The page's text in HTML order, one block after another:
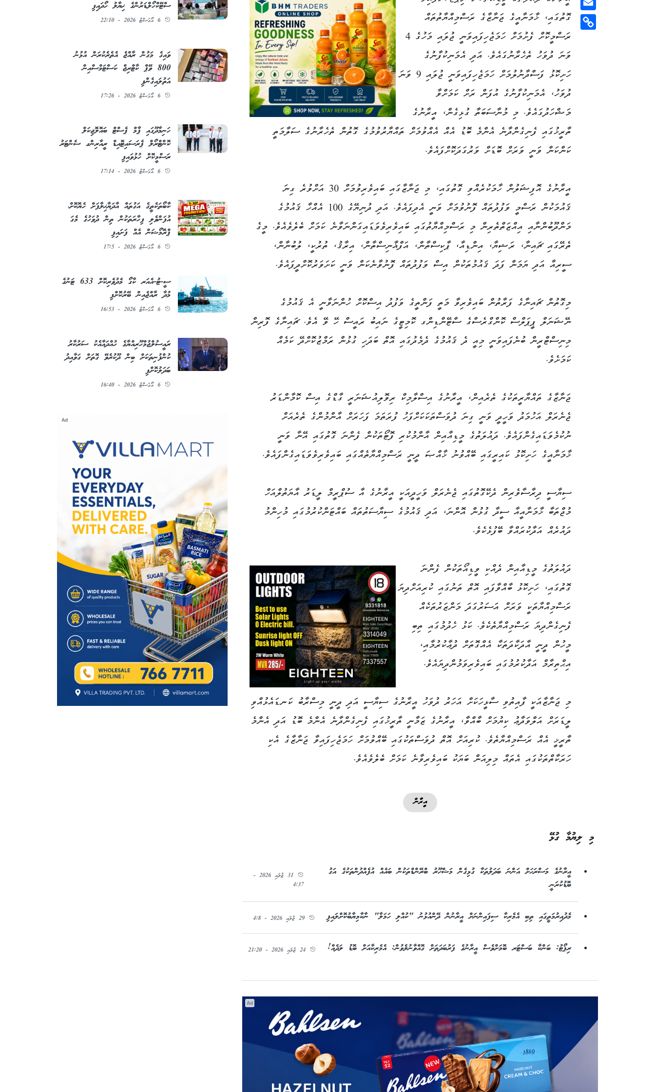
Email
Copy
Link
ގޮތުގައި، ޚާމަނާއީގެ ޖަނާޒާގެ ރަސްމިއްޔާތުތައް
ރަސްމީކޮށް ފެށުމަށް ހަމަޖެހިފައިވަނީ ޖުލައި މަހުގެ 4
ވަނަ ދުވަހު ތެހެރާނުގައެވެ. އަދި އެމަނިކުފާނުގެ
ހަށިކޮޅު ފަސްދާނުލުމަށް ހަމަޖެހިފައިވަނީ ޖުލައި 9 ވަނަ
ދުވަހު، އެމަނިކުފާނުގެ އުފަން ރަށް ކަމަށްވާ
މަޝްހަދުގައެވެ. މި މުނާސަބަތާ ގުޅިގެން، އީރާނުގެ
ތާރީޚުގައި ފެނިގެންދާނެ އެންމެ ބޮޑު އެއް އެއްވުމަށް ތައްޔާރުވުމުގެ ގޮތުން ތެހެރާނުގެ ސަލާމަތީ
ކަންކަން ވަނީ ވަރަށް ބޮޑަށް ވަރުގަދަކޮށްފައެވެ.
އީރާނުގެ އޮފިޝަލުން ހާމަކުރެއްވި ގޮތުގައި، މި ޖަނާޒާގައި ބައިވެރިވުމަށް 30 އަށްވުރެ ގިނަ
ޤައުމަކުން ރަސްމީ ވަފުދުތައް ފޮނުވުމަށް ވަނީ އެދިފައެވެ. އަދި ދުނިޔޭގެ 100 އެއްހާ ޤައުމުގެ
މަންދޫބުންނާއި އިއްޒަތްތެރިން މި ރަސްމިއްޔާތުގައި ބައިވެރިވެވަޑައިގަންނަވާނެ ކަމަށް ބެލެވެއެވެ. މީގެ
ތެރޭގައި ޗައިނާ، ރަޝިޔާ، އިންޑިއާ، ޕާކިސްތާން، އަފްޣާނިސްތާން، އިރާޤު، ތުރުކީ، ލުބުނާން،
ސީރިއާ އަދި ޔަމަން ފަދަ ޤައުމުތަކުން އިސް ވަފުދުތައް ފޮނުވާނެކަން ވަނީ ކަށަވަރުކޮށްދީފައެވެ.
މިގޮތުން ޗައިނާގެ ފަރާތުން ބައިވެރިވާ މަތީ ފަންތީގެ ވަފުދު އިސްކޮށް ހުންނަވާނީ އެ ޤައުމުގެ
ނޭޝަނަލް ޕީޕަލްސް ކޮންގްރެސްގެ ސްޓޭންޑިންގ ކޮމިޓީގެ ނައިބު ރައީސް ހޭ ވޭ އެވެ. ޗައިނާގެ ފޮރިން
މިނިސްޓްރީން ބުނެފައިވަނީ މިއީ ދެ ޤައުމުގެ ދެމެދުގައި އޮތް ބަދަހި ގުޅުން ރަމްޒުކޮށްދޭ ކަމެއް
ކަމަށެވެ.
ޖަނާޒާގެ ތައްޔާރީތަކުގެ ތެރެއިން، އީރާނުގެ އިސްލާމިކް ރިވޮލިއުޝަނަރީ ގާޑްގެ އިސް ކޮމާންޑަރު
ޖެނެރަލް އަހުމަދު ވަހީދީ ވަނީ ގިނަ ދުވަސްތަކަކަށްފަހު ފުރަތަމަ ފަހަރަށް އާންމުންގެ ތެރެއަށް
ނުކުމެވަޑައިގެންފައެވެ. ދައުލަތުގެ މީޑިއާއިން އާންމުކުރި ފޮޓޯތަކުން ފެންނަ ގޮތުގައި އޭނާ ވަނީ
ޚާމަނާއީގެ ހަށިކޮޅު ކައިރީގައި ބޭއްވުނު ޚާއްޞަ ދީނީ ރަސްމިއްޔާތެއްގައި ބައިވެރިވެވަޑައިގެންފައެވެ.
ސިޔާސީ ދިރާސާވެރިން ދެކޭގޮތުގައި ޖެނެރަލް ވަހީދީއަކީ އީރާނުގެ އާ ސުޕްރީމް ލީޑަރު އާޔަތުލްއަހް
މުޖްތަބާ ޚާމަނާއީއާ ސީދާ ގުޅުން އޮންނަ، އަދި ޤައުމުގެ ސިޔާސަތުތައް ބައްޓަންކުރުމުގައި މުހިންމު
ދައުރެއް އަދާކުރައްވާ ބޭފުޅެކެވެ.
ދައުލަތުގެ މީޑިއާއިން ދެއްކި ވީޑިއޯތަކުން ފެންނަ
ގޮތުގައި، ހަށިކޮޅު ބާއްވާފައި އޮތް ތަނުގައި ކުރިއަށްދިޔަ
ރަސްމިއްޔާތަކީ ވަރަށް އަސަރުގަދަ މަންޒަރުތަކެއް
ފެނިގެންދިޔަ ރަސްމިއްޔާތެކެވެ. ކަޅު ހެދުމުގައި ތިބި
މީހުން ދީނީ އާދަކާދަތަކާ އެއްގޮތަށް ދުޢާކުރުމާއި،
އިޙްތިރާމް އަދާކުރުމުގައި ބައިވެރިވަމުންދިޔައެވެ.
މި ޖަނާޒާއަކީ ފާއިތުވި ސާޅީހަކަށް އަހަރު ދުވަހު އީރާނުގެ ސިޔާސީ އަދި ދީނީ މިސްރާބު ކަނޑައެޅުއްވި
ލީޑަރަށް އަލްވަދާޢު ކިޔުމަށް ބާއްވާ، އީރާނުގެ ޒަމާނީ ތާރީޚުގައި ފެނިގެންދާނެ އެންމެ ބޮޑު އަދި އެންމެ
ތާރީޚީ އެއް ރަސްމިއްޔާތެވެ. ކުރިއަށް އޮތް ދުވަސްތަކުގައި ބޭއްވުމަށް ހަމަޖެހިފައިވާ ޖަނާޒާގެ އެކި
ހަރަކާތްތަކުގައި އެތައް މިލިއަން ބަޔަކު ބައިވެރިވާނެ ކަމަށް ބެލެވެއެވެ.
އީރާން
މި ލިޔުމާ ގުޅޭ
އީރާނުގެ މަސްރަޙަށް އަންނަ ބަދަލުތަކާ ގުޅިގެން މަޝްހޫރު ބްރޭންޑްތަކުން ބައެއް އުފެއްދުންތަކުގެ އަގު
ބޮޑުކުރަނީ
31 ޖުލައި 2026 -
4:37
މެދުއިރުމަތީގައި ތިބި އެމެރިކާ ސިފައިންނަށް އީރާނުން ދޭންއުޅުނު "ކުއްލި ހަމަލާ" ނާކާމިޔާބުކޮށްލައިފި 29 ޖުލައި 2026 - 4:8
ރިޕޯޓު: ބަންކާ ބަސްޓަރ ބޮމަށްވެސް އީރާނުގެ ފަރުބަދަތަށް ގޮއްވާނުލެވުން: އެމެރިކާއަށް ބޮޑު ލަދެއް! 24 ޖުލައި 2026 - 21:20
Ad
ސްޓޭކްހޯލްޑަރުންގެ ޚިޔާލު ހޯދައިފި
6 އޯގަސްޓު 2026 - 22:10
ވައިގެ މަގުން ރާއްޖެ އެތެރެކުރަން އުޅުނު
800 ވޭޕް ކާޓްރިޖް ކަސްޓަމްސްއިން
އަތުލައިގެންފި
6 އޯގަސްޓު 2026 - 17:26
ހަނިމާދޫގައި ޕާމް ޕެސްޓް ބައޮލޮޖިކަލް
ކޮންޓްރޯލް ޕެރަސައިޓޮއިޑް ރީއާރިންގ ސެންޓަރު
ރަސްމީކޮށް ހުޅުވައިފި
6 އޯގަސްޓު 2026 - 17:14
ކާބޯތަކެތީގެ އަގުތައް އާދަޔާޚިލާފަށް ހެޔޮކޮށް،
އުފަންވެލި ފިހާރަތަކުން ތިން ދުވަހުގެ މެގަ
ޕްރޮމޯޝަން އެއް ފަށައިފި
6 އޯގަސްޓު 2026 - 17:5
ސީ-ޓު-އެއަރ ކާގޯ މެދުވެރިކޮށް 633 ޓަނުގެ
މުދާ ރާއްޖެއިން ބޭރުކޮށްފި
6 އޯގަސްޓު 2026 - 16:53
ރައީސުލްޖުމްހޫރިއްޔާގެ ހުއްދައާއެކު ސަރުކާރު
ކުންފުނިތަކަށް ބިން ދޫކުރެވޭ ގޮތަށް ގަވާއިދު
ބަދަލުކޮށްފި
6 އޯގަސްޓު 2026 - 16:40
Ad